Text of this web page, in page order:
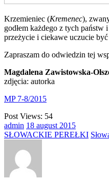
Krzemieniec (Kremenec),
godłem każdego z tych
przeżycie i ciekawe uczucie
Zapraszam do odwiedzin tej
Magdalena Zawistowska-
zdjęcia: autorka
MP 7-8/2015
Post Views: 54
admin 18 august 2015
SŁOWACKIE PEREŁKI